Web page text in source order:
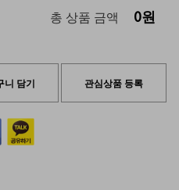
총 상품 금액 0원
니 담기 관심상품 등록